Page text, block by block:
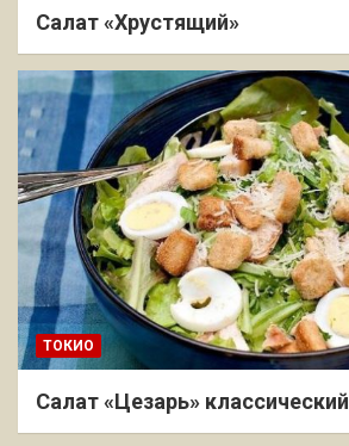
Салат «Хрустящий»
ТОКИО
Салат «Цезарь» классический